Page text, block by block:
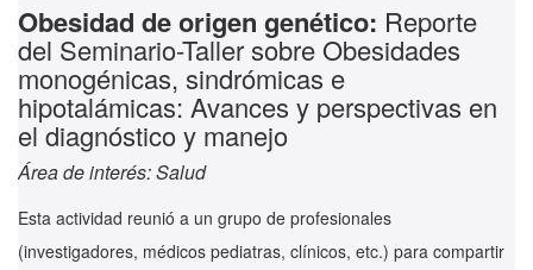
Obesidad de origen genético: Reporte
del Seminario-Taller sobre Obesidades
monogénicas, sindrómicas e
hipotalámicas: Avances y perspectivas en
el diagnóstico y manejo
Área de interés: Salud
Esta actividad reunió a un grupo de profesionales
(investigadores, médicos pediatras, clínicos, etc.) para compartir